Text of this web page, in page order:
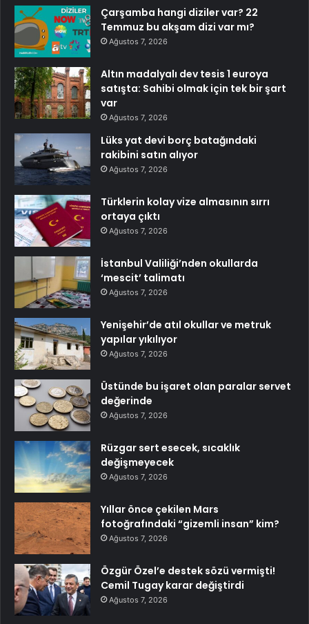
Çarşamba hangi diziler var? 22
Temmuz bu akşam dizi var mı?
Ağustos 7, 2026
Altın madalyalı dev tesis 1 euroya
satışta: Sahibi olmak için tek bir şart
var
Ağustos 7, 2026
Lüks yat devi borç batağındaki
rakibini satın alıyor
Ağustos 7, 2026
Türklerin kolay vize almasının sırrı
ortaya çıktı
Ağustos 7, 2026
İstanbul Valiliği’nden okullarda
‘mescit’ talimatı
Ağustos 7, 2026
Yenişehir’de atıl okullar ve metruk
yapılar yıkılıyor
Ağustos 7, 2026
Üstünde bu işaret olan paralar servet
değerinde
Ağustos 7, 2026
Rüzgar sert esecek, sıcaklık
değişmeyecek
Ağustos 7, 2026
Yıllar önce çekilen Mars
fotoğrafındaki “gizemli insan” kim?
Ağustos 7, 2026
Özgür Özel’e destek sözü vermişti!
Cemil Tugay karar değiştirdi
Ağustos 7, 2026